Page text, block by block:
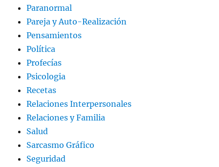
Paranormal
Pareja y Auto-Realización
Pensamientos
Política
Profecías
Psicologia
Recetas
Relaciones Interpersonales
Relaciones y Familia
Salud
Sarcasmo Gráfico
Seguridad